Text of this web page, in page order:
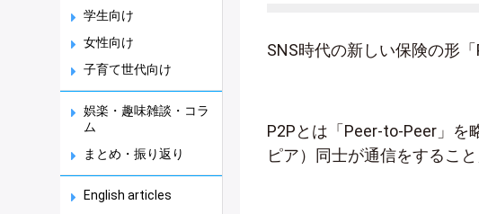
学生向け
女性向け
子育て世代向け
娯楽・趣味雑談・コラ
ム
まとめ・振り返り
English articles
SNS時代の新しい保険の形
P2Pとは「Peer-to-Peer」を
ピア）同士が通信をすること